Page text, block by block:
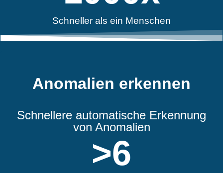
Schneller als ein Menschen
Anomalien erkennen
Schnellere automatische Erkennung
von Anomalien
>6